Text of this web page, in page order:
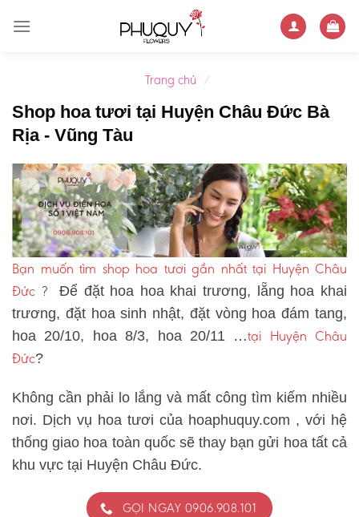
Trang chủ /
Shop hoa tươi tại Huyện Châu Đức Bà
Rịa - Vũng Tàu
Bạn muốn tìm shop hoa tươi gần nhất tại Huyện Châu
Đức ?Để đặt hoa hoa khai trương, lẵng hoa khai
trương, đặt hoa sinh nhật, đặt vòng hoa đám tang,
hoa 20/10, hoa 8/3, hoa 20/11 …tại Huyện Châu
Đức?
Không cần phải lo lắng và mất công tìm kiếm nhiều
nơi. Dịch vụ hoa tươi của hoaphuquy.com , với hệ
thống giao hoa toàn quốc sẽ thay bạn gửi hoa tất cả
khu vực tại Huyện Châu Đức.
GỌI NGAY 0906.908.101